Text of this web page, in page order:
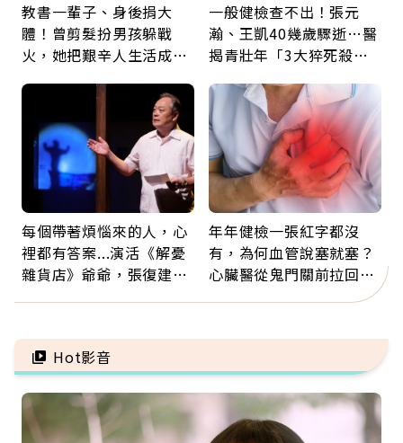
教書一輩子、身後捐大
體！曾剪髮扮男孩躲戰
火，她把艱辛人生活成風
一般健檢查不出！張元
瀚、王凱40幾歲驟逝…醫
揭青壯年「3大猝死殺
雷
每個帶著煩惱來的人，心
裡都有答案...演活《解憂
雜貨店》爺爺，張復建：
年年健檢一張紅字都沒
有，為何血管說塞就塞？
心臟醫從鬼門關前拉回病
人：會不會心梗要看對數
Hot影音